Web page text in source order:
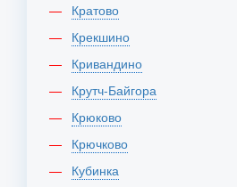
Кратово
Крекшино
Кривандино
Крутч-Байгора
Крюково
Крючково
Кубинка